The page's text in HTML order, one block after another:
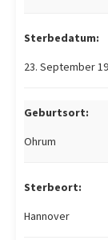
Sterbedatum:
23. September
Geburtsort:
Ohrum
Sterbeort:
Hannover